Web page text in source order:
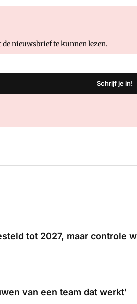
nieuwsbrief te kunnen lezen.
Schrijf je in!
tot 2027, maar controle
van een team dat werkt'